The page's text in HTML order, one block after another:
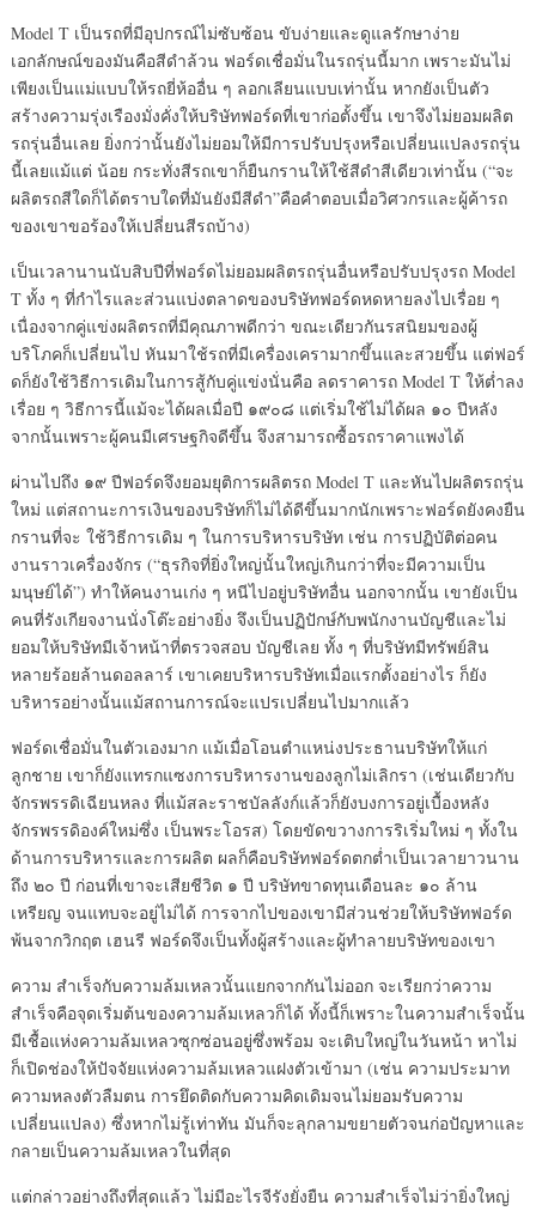
Model T เป็นรถที่มีอุปกรณ์ไม่ซับซ้อน ขับง่ายและดูแลรักษาง่าย
เอกลักษณ์ของมันคือสีดำล้วน ฟอร์ดเชื่อมั่นในรถรุ่นนี้มาก เพราะมันไม่
เพียงเป็นแม่แบบให้รถยี่ห้ออื่น ๆ ลอกเลียนแบบเท่านั้น หากยังเป็นตัว
สร้างความรุ่งเรืองมั่งคั่งให้บริษัทฟอร์ดที่เขาก่อตั้งขึ้น เขาจึงไม่ยอมผลิต
รถรุ่นอื่นเลย ยิ่งกว่านั้นยังไม่ยอมให้มีการปรับปรุงหรือเปลี่ยนแปลงรถรุ่น
นี้เลยแม้แต่ น้อย กระทั่งสีรถเขาก็ยืนกรานให้ใช้สีดำสีเดียวเท่านั้น (“จะ
ผลิตรถสีใดก็ได้ตราบใดที่มันยังมีสีดำ”คือคำตอบเมื่อวิศวกรและผู้ค้ารถ
ของเขาขอร้องให้เปลี่ยนสีรถบ้าง)
เป็นเวลานานนับสิบปีที่ฟอร์ดไม่ยอมผลิตรถรุ่นอื่นหรือปรับปรุงรถ Model
T ทั้ง ๆ ที่กำไรและส่วนแบ่งตลาดของบริษัทฟอร์ดหดหายลงไปเรื่อย ๆ
เนื่องจากคู่แข่งผลิตรถที่มีคุณภาพดีกว่า ขณะเดียวกันรสนิยมของผู้
บริโภคก็เปลี่ยนไป หันมาใช้รถที่มีเครื่องเครามากขึ้นและสวยขึ้น แต่ฟอร์
ดก็ยังใช้วิธีการเดิมในการสู้กับคู่แข่งนั่นคือ ลดราคารถ Model T ให้ต่ำลง
เรื่อย ๆ วิธีการนี้แม้จะได้ผลเมื่อปี ๑๙๐๘ แต่เริ่มใช้ไม่ได้ผล ๑๐ ปีหลัง
จากนั้นเพราะผู้คนมีเศรษฐกิจดีขึ้น จึงสามารถซื้อรถราคาแพงได้
ผ่านไปถึง ๑๙ ปีฟอร์ดจึงยอมยุติการผลิตรถ Model T และหันไปผลิตรถรุ่น
ใหม่ แต่สถานะการเงินของบริษัทก็ไม่ได้ดีขึ้นมากนักเพราะฟอร์ดยังคงยืน
กรานที่จะ ใช้วิธีการเดิม ๆ ในการบริหารบริษัท เช่น การปฏิบัติต่อคน
งานราวเครื่องจักร (“ธุรกิจที่ยิ่งใหญ่นั้นใหญ่เกินกว่าที่จะมีความเป็น
มนุษย์ได้”) ทำให้คนงานเก่ง ๆ หนีไปอยู่บริษัทอื่น นอกจากนั้น เขายังเป็น
คนที่รังเกียจงานนั่งโต๊ะอย่างยิ่ง จึงเป็นปฏิปักษ์กับพนักงานบัญชีและไม่
ยอมให้บริษัทมีเจ้าหน้าที่ตรวจสอบ บัญชีเลย ทั้ง ๆ ที่บริษัทมีทรัพย์สิน
หลายร้อยล้านดอลลาร์ เขาเคยบริหารบริษัทเมื่อแรกตั้งอย่างไร ก็ยัง
บริหารอย่างนั้นแม้สถานการณ์จะแปรเปลี่ยนไปมากแล้ว
ฟอร์ดเชื่อมั่นในตัวเองมาก แม้เมื่อโอนตำแหน่งประธานบริษัทให้แก่
ลูกชาย เขาก็ยังแทรกแซงการบริหารงานของลูกไม่เลิกรา (เช่นเดียวกับ
จักรพรรดิเฉียนหลง ที่แม้สละราชบัลลังก์แล้วก็ยังบงการอยู่เบื้องหลัง
จักรพรรดิองค์ใหม่ซึ่ง เป็นพระโอรส) โดยขัดขวางการริเริ่มใหม่ ๆ ทั้งใน
ด้านการบริหารและการผลิต ผลก็คือบริษัทฟอร์ดตกต่ำเป็นเวลายาวนาน
ถึง ๒๐ ปี ก่อนที่เขาจะเสียชีวิต ๑ ปี บริษัทขาดทุนเดือนละ ๑๐ ล้าน
เหรียญ จนแทบจะอยู่ไม่ได้ การจากไปของเขามีส่วนช่วยให้บริษัทฟอร์ด
พ้นจากวิกฤต เฮนรี ฟอร์ดจึงเป็นทั้งผู้สร้างและผู้ทำลายบริษัทของเขา
ความ สำเร็จกับความล้มเหลวนั้นแยกจากกันไม่ออก จะเรียกว่าความ
สำเร็จคือจุดเริ่มต้นของความล้มเหลวก็ได้ ทั้งนี้ก็เพราะในความสำเร็จนั้น
มีเชื้อแห่งความล้มเหลวซุกซ่อนอยู่ซึ่งพร้อม จะเติบใหญ่ในวันหน้า หาไม่
ก็เปิดช่องให้ปัจจัยแห่งความล้มเหลวแฝงตัวเข้ามา (เช่น ความประมาท
ความหลงตัวลืมตน การยึดติดกับความคิดเดิมจนไม่ยอมรับความ
เปลี่ยนแปลง) ซึ่งหากไม่รู้เท่าทัน มันก็จะลุกลามขยายตัวจนก่อปัญหาและ
กลายเป็นความล้มเหลวในที่สุด
แต่กล่าวอย่างถึงที่สุดแล้ว ไม่มีอะไรจีรังยั่งยืน ความสำเร็จไม่ว่ายิ่งใหญ่